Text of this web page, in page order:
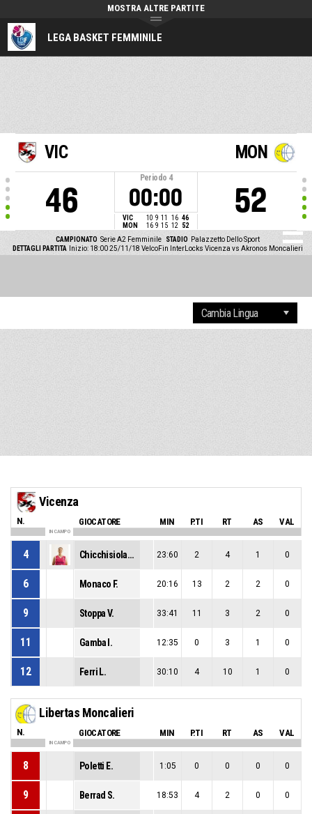
LEGA BASKET FEMMINILE
MOSTRA ALTRE PARTITE
VIC
46
Periodo 4
00:00
VIC 10 9 11 16 46
MON
16 9 15 12 52
MON
52
CAMPIONATO Serie A2 Femminile STADIO Palazzetto Dello Sport
DETTAGLI PARTITA
Inizio: 18:00 25/11/18 VelcoFin InterLocks Vicenza vs Akronos Moncalieri
Vicenza
N. GIOCATORE MIN P.TI RT AS VAL
IN CAMPO
4 Chicchisiola C. 23:60 2 4 1 0
6 Monaco F. 20:16 13 2 2 0
9 Stoppa V. 33:41 11 3 2 0
11 Gamba I. 12:35 0 3 1 0
12 Ferri L. 30:10 4 10 1 0
Libertas Moncalieri
N. GIOCATORE MIN P.TI RT AS VAL
IN CAMPO
8 Poletti E. 1:05 0 0 0 0
9 Berrad S. 18:53 4 2 0 0